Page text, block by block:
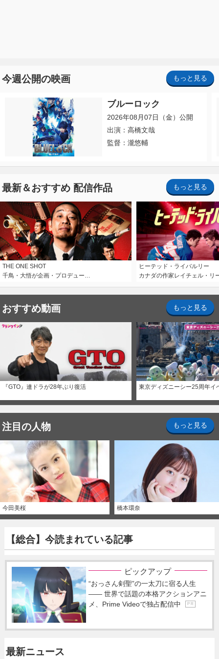
今週公開の映画 もっと見る
ブルーロック
2026年08月07日（金）公開
出演：高橋文哉
監督：瀧悠輔
最新＆おすすめ 配信作品 もっと見る
THE ONE SHOT
千鳥・大悟が企画・プロデュー…
ヒーテッド・ライバルリー
カナダの作家レイチェル・リ
おすすめ動画 もっと見る
『GTO』連ドラが28年ぶり復活 東京ディズニーシー25周年イ
注目の人物 もっと見る
今田美桜 橋本環奈
【総合】今読まれている記事
ピックアップ
“おっさん剣聖”の一太刀に宿る人生
―― 世界で話題の本格アクションアニ
メ、Prime Videoで独占配信中
P R
最新ニュース